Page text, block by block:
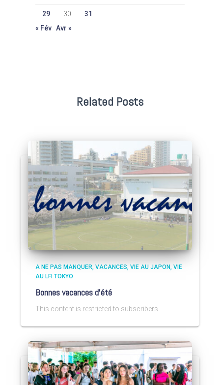
29 30
31
« Fév Avr »
Related Posts
A NE PAS MANQUER VACANCES VIE AU JAPON VIE
AU LFI TOKYO
Bonnes vacances d’été
This content is restricted to subscribers